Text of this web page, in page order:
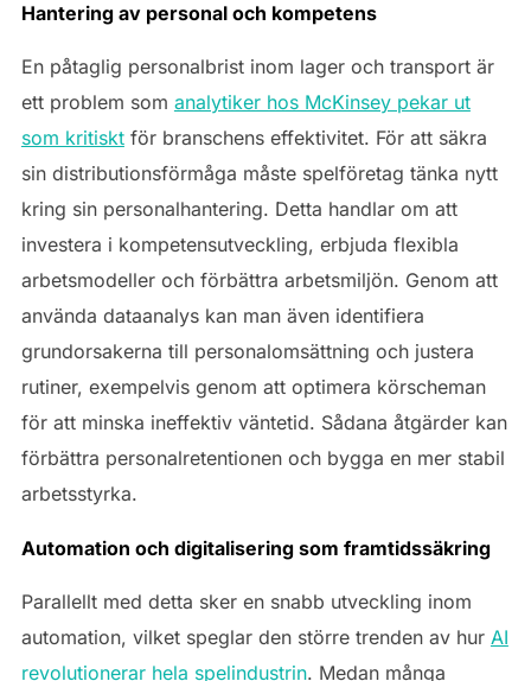
Hantering av personal och kompetens
En påtaglig personalbrist inom lager och transport är
ett problem som analytiker hos McKinsey pekar ut
som kritisktför branschens effektivitet. För att säkra
sin distributionsförmåga måste spelföretag tänka nytt
kring sin personalhantering. Detta handlar om att
investera i kompetensutveckling, erbjuda flexibla
arbetsmodeller och förbättra arbetsmiljön. Genom att
använda dataanalys kan man även identifiera
grundorsakerna till personalomsättning och justera
rutiner, exempelvis genom att optimera körscheman
för att minska ineffektiv väntetid. Sådana åtgärder kan
förbättra personalretentionen och bygga en mer stabil
arbetsstyrka.
Automation och digitalisering som framtidssäkring
Parallellt med detta sker en snabb utveckling inom
automation, vilket speglar den större trenden av hur AI
revolutionerar hela spelindustrin. Medan många